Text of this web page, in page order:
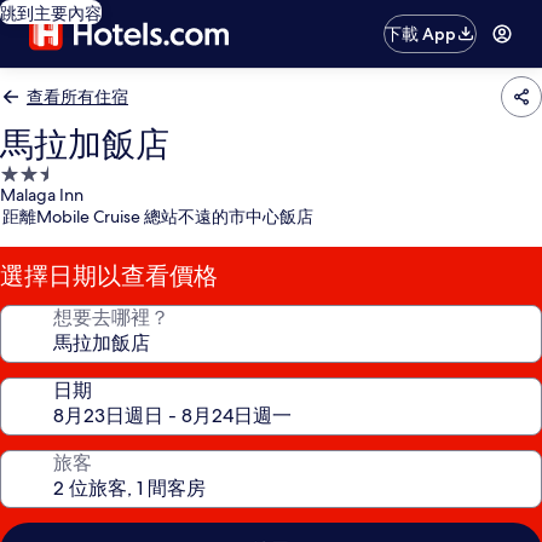
跳到主要內容
下載 App
查看所有住宿
馬拉加飯店
2.5
星
級
住
宿
Malaga Inn
距離Mobile Cruise 總站不遠的市中心飯店
選擇日期以查看價格
想要去哪裡？
日期
旅客